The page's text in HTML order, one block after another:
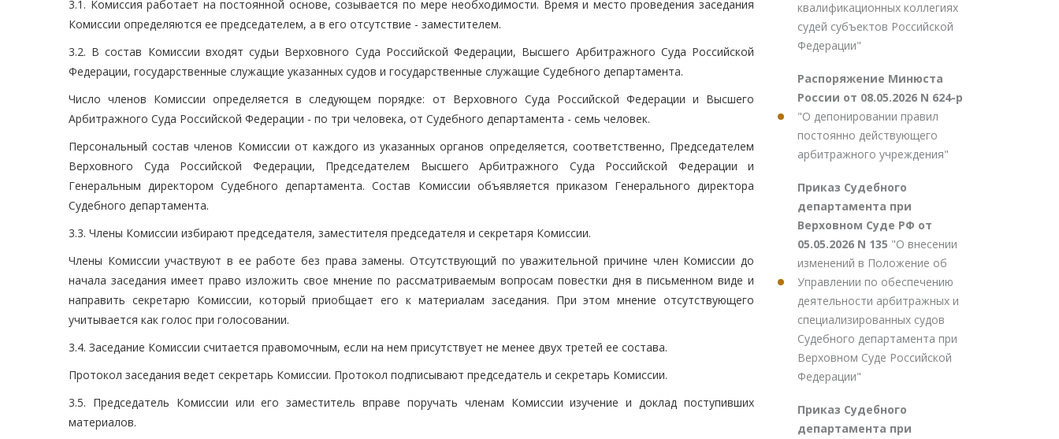
3.1. Комиссия работает на постоянной основе, созывается по мере необходимости. Время и место проведения заседания
Комиссии определяются ее председателем, а в его отсутствие - заместителем.
3.2. В состав Комиссии входят судьи Верховного Суда Российской Федерации, Высшего Арбитражного Суда Российской
Федерации, государственные служащие указанных судов и государственные служащие Судебного департамента.
Число членов Комиссии определяется в следующем порядке: от Верховного Суда Российской Федерации и Высшего
Арбитражного Суда Российской Федерации - по три человека, от Судебного департамента - семь человек.
Персональный состав членов Комиссии от каждого из указанных органов определяется, соответственно, Председателем
Верховного Суда Российской Федерации, Председателем Высшего Арбитражного Суда Российской Федерации и
Генеральным директором Судебного департамента. Состав Комиссии объявляется приказом Генерального директора
Судебного департамента.
3.3. Члены Комиссии избирают председателя, заместителя председателя и секретаря Комиссии.
Члены Комиссии участвуют в ее работе без права замены. Отсутствующий по уважительной причине член Комиссии до
начала заседания имеет право изложить свое мнение по рассматриваемым вопросам повестки дня в письменном виде и
направить секретарю Комиссии, который приобщает его к материалам заседания. При этом мнение отсутствующего
учитывается как голос при голосовании.
3.4. Заседание Комиссии считается правомочным, если на нем присутствует не менее двух третей ее состава.
Протокол заседания ведет секретарь Комиссии. Протокол подписывают председатель и секретарь Комиссии.
3.5. Председатель Комиссии или его заместитель вправе поручать членам Комиссии изучение и доклад поступивших
материалов.
квалификационных коллегиях
судей субъектов Российской
Федерации"
Распоряжение Минюста
России от 08.05.2026 N 624-р
"О депонировании правил
постоянно действующего
арбитражного учреждения"
Приказ Судебного
департамента при
Верховном Суде РФ от
05.05.2026 N 135 "О внесении
изменений в Положение об
Управлении по обеспечению
деятельности арбитражных и
специализированных судов
Судебного департамента при
Верховном Суде Российской
Федерации"
Приказ Судебного
департамента при